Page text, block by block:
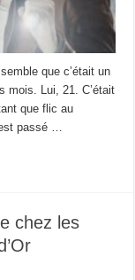
que c’était un
mois. Lui, 21. C’était
que flic au
passé …
chez les